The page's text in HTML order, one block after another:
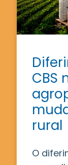
CBS
rural
O